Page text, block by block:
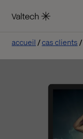
accueil cas clients